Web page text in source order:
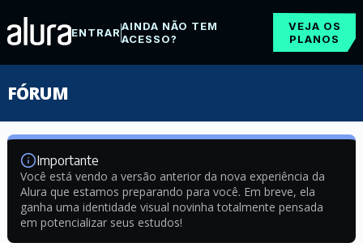
ENTRARAINDA NÃO TEM
ACESSO?
VEJA OS
PLANOS
FÓRUM
Importante
Você está vendo a versão anterior da nova experiência da
Alura que estamos preparando para você. Em breve, ela
ganha uma identidade visual novinha totalmente pensada
em potencializar seus estudos!